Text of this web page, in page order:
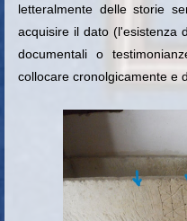
letteralmente delle storie
acquisire il dato (l'esistenza
documentali o
collocare cronolgicamente e